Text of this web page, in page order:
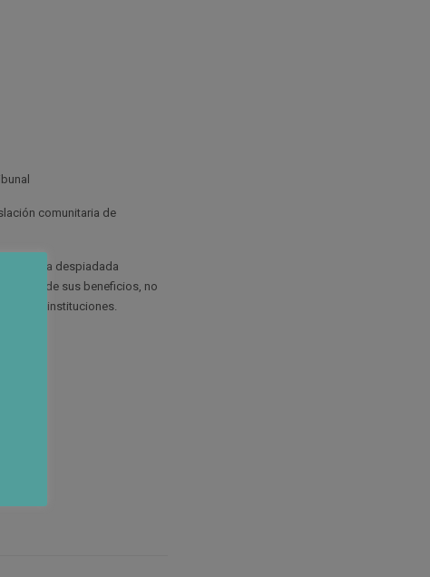
comunitaria de
a la despiadada
de sus beneficios, no
e instituciones.